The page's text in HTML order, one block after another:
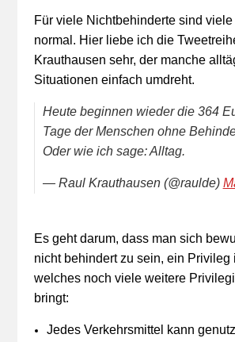
Für viele Nichtbehinderte sind
normal. Hier liebe ich die
Krauthausen sehr, der manche
Situationen einfach umdreht.
Heute beginnen wieder die 364
Tage der Menschen ohne
Oder wie ich sage: Alltag.
— Raul Krauthausen (@raulde)
Es geht darum, dass man sich
nicht behindert zu sein, ein Privileg
welches noch viele weitere
bringt:
Jedes Verkehrsmittel kann